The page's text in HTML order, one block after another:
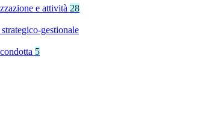
e attività 28
gestionale
5